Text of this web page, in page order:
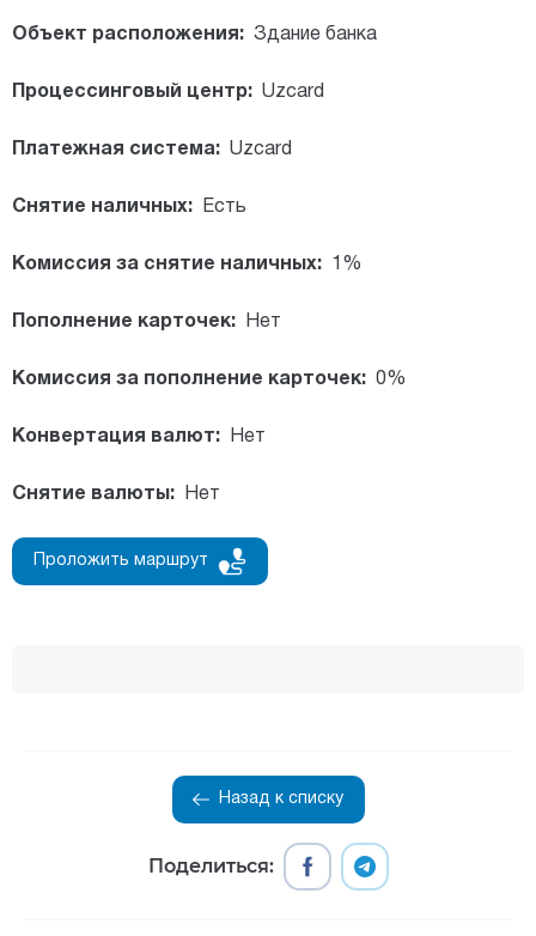
Объект расположения: Здание банка
Процессинговый центр: Uzcard
Платежная система: Uzcard
Снятие наличных: Есть
Комиссия за снятие наличных: 1%
Пополнение карточек: Нет
Комиссия за пополнение карточек: 0%
Конвертация валют: Нет
Снятие валюты: Нет
Проложить маршрут
Назад к списку
Поделиться: